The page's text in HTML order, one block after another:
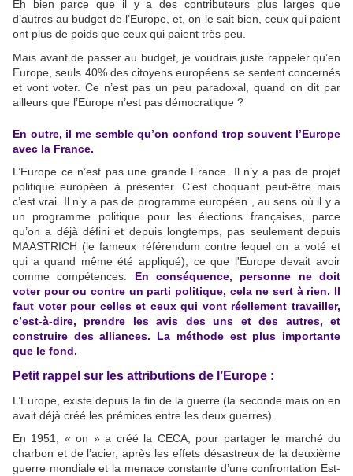
Eh bien parce que il y a des contributeurs plus larges que
d’autres au budget de l’Europe, et, on le sait bien, ceux qui paient
ont plus de poids que ceux qui paient très peu.
Mais avant de passer au budget, je voudrais juste rappeler qu’en
Europe, seuls 40% des citoyens européens se sentent concernés
et vont voter. Ce n’est pas un peu paradoxal, quand on dit par
ailleurs que l’Europe n’est pas démocratique ?
En outre, il me semble qu’on confond trop souvent l’Europe
avec la France.
L’Europe ce n’est pas une grande France. Il n’y a pas de projet
politique européen à présenter. C’est choquant peut-être mais
c’est vrai. Il n’y a pas de programme européen , au sens où il y a
un programme politique pour les élections françaises, parce
qu’on a déjà défini et depuis longtemps, pas seulement depuis
MAASTRICH (le fameux référendum contre lequel on a voté et
qui a quand même été appliqué), ce que l'Europe devait avoir
comme compétences. En conséquence, personne ne doit
voter pour ou contre un parti politique, cela ne sert à rien. Il
faut voter pour celles et ceux qui vont réellement travailler,
c’est-à-dire, prendre les avis des uns et des autres, et
construire des alliances. La méthode est plus importante
que le fond.
Petit rappel sur les attributions de l’Europe :
L’Europe, existe depuis la fin de la guerre (la seconde mais on en
avait déjà créé les prémices entre les deux guerres).
En 1951, « on » a créé la CECA, pour partager le marché du
charbon et de l’acier, après les effets désastreux de la deuxième
guerre mondiale et la menace constante d’une confrontation Est-